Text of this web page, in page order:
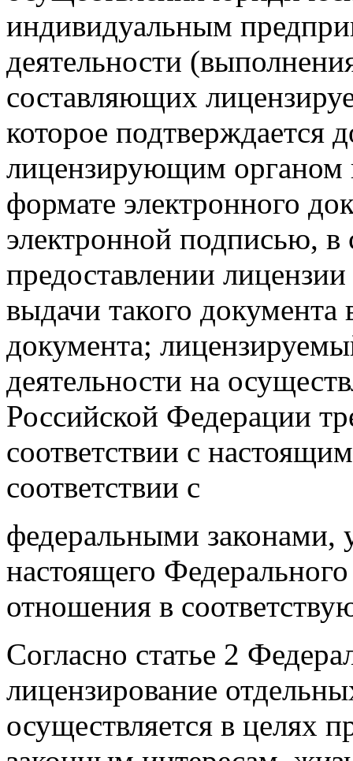
индивидуальным
деятельности
составляющих
которое
лицензирующим органом
формате электронного
электронной подписью, в
предоставлении
выдачи такого документа
документа;
деятельности на
Российской Федерации
соответствии с
соответствии с
федеральными законами,
настоящего
отношения в
Согласно статье 2
лицензирование
осуществляется в целях